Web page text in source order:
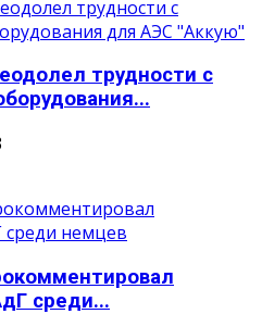
трудности с
среди...